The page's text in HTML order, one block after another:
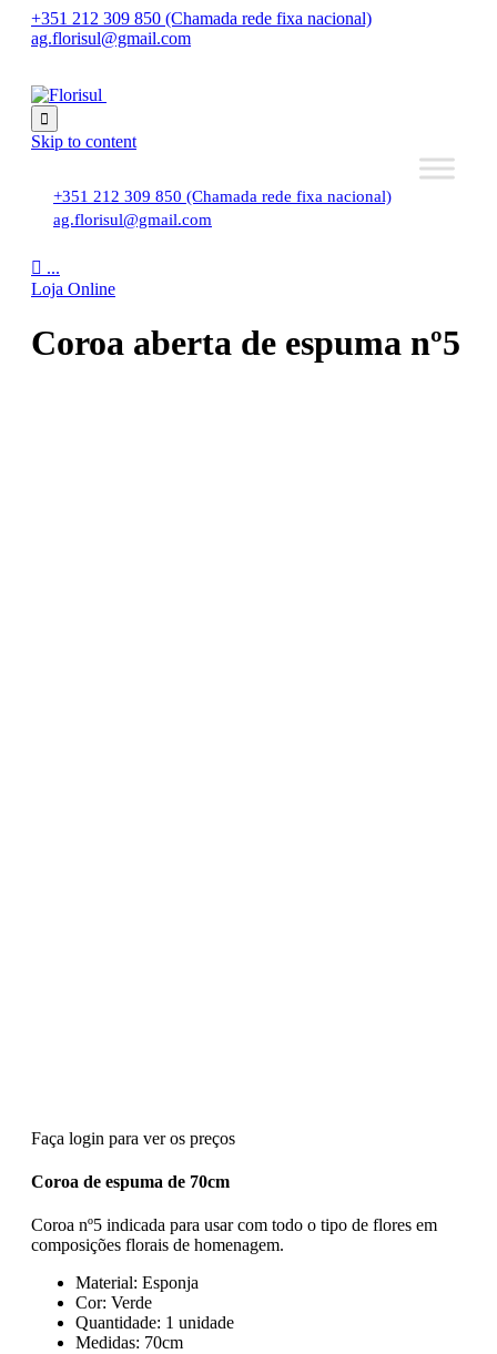
+351 212 309 850 (Chamada rede fixa nacional)
ag.florisul@gmail.com

Skip to content
+351 212 309 850 (Chamada rede fixa nacional)
ag.florisul@gmail.com
 ...
Loja Online
Coroa aberta de espuma nº5
Faça login para ver os preços
Coroa de espuma de 70cm
Coroa nº5 indicada para usar com todo o tipo de flores em
composições florais de homenagem.
Material: Esponja
Cor: Verde
Quantidade: 1 unidade
Medidas: 70cm